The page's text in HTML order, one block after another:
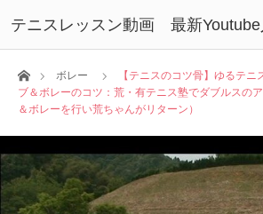
テニスレッスン動画 最新Youtube
ホームボレー
【テニスのコツ骨】ゆるテ
ブ＆ボレーのコツ：荒・有テニス塾でダブルスの
＆ボレーを行い荒ちゃんがリターン）